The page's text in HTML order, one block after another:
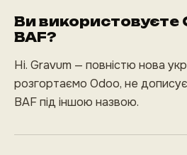
Ви використовуєте
BAF?
Ні. Gravum — повністю нова
розгортаємо Odoo, не
BAF під іншою назвою.